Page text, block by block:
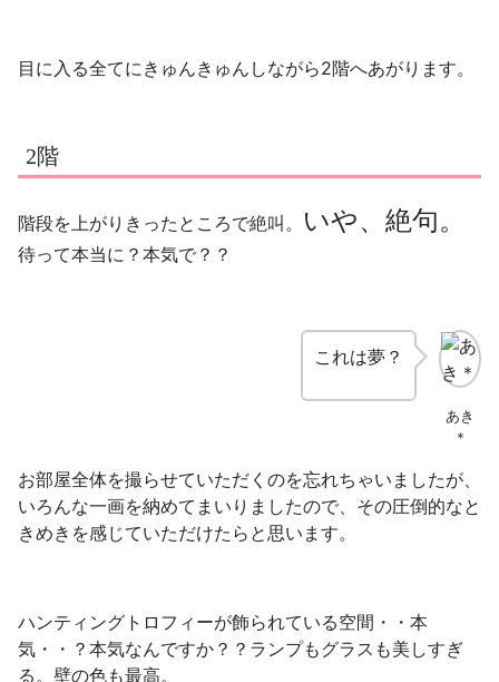
目に入る全てにきゅんきゅんしながら2階へあがります。
2階
階段を上がりきったところで絶叫。 いや、絶句。
待って本当に？本気で？？
あき
＊
これは夢？
お部屋全体を撮らせていただくのを忘れちゃいましたが、
いろんな一画を納めてまいりましたので、その圧倒的なと
きめきを感じていただけたらと思います。
ハンティングトロフィーが飾られている空間・・本
気・・？本気なんですか？？ランプもグラスも美しすぎ
る。壁の色も最高。